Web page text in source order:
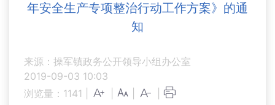
年安全生产专项整治行动工作方案》的通
知
来源：操军镇政务公开领导小组办公室
2019-09-03 10:03
浏览量： 1141